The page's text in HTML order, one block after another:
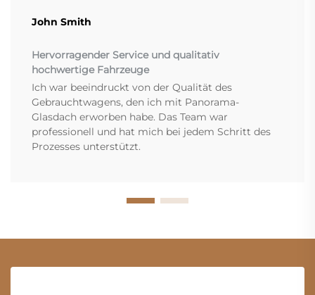
John Smith
Hervorragender Service und qualitativ
hochwertige Fahrzeuge
Ich war beeindruckt von der Qualität des
Gebrauchtwagens, den ich mit Panorama-
Glasdach erworben habe. Das Team war
professionell und hat mich bei jedem Schritt des
Prozesses unterstützt.